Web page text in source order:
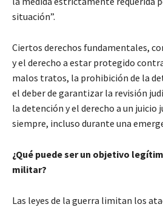
situación”.
Ciertos derechos fundamentales,
y el derecho a estar protegido
malos tratos, la prohibición de la
el deber de garantizar la revisión
la detención y el derecho a un juicio
siempre, incluso durante una
¿Qué puede ser un objetivo
militar?
Las leyes de la guerra limitan los